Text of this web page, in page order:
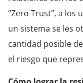
“Zero Trust”, a los
un sistema se les
cantidad posible
el riesgo que